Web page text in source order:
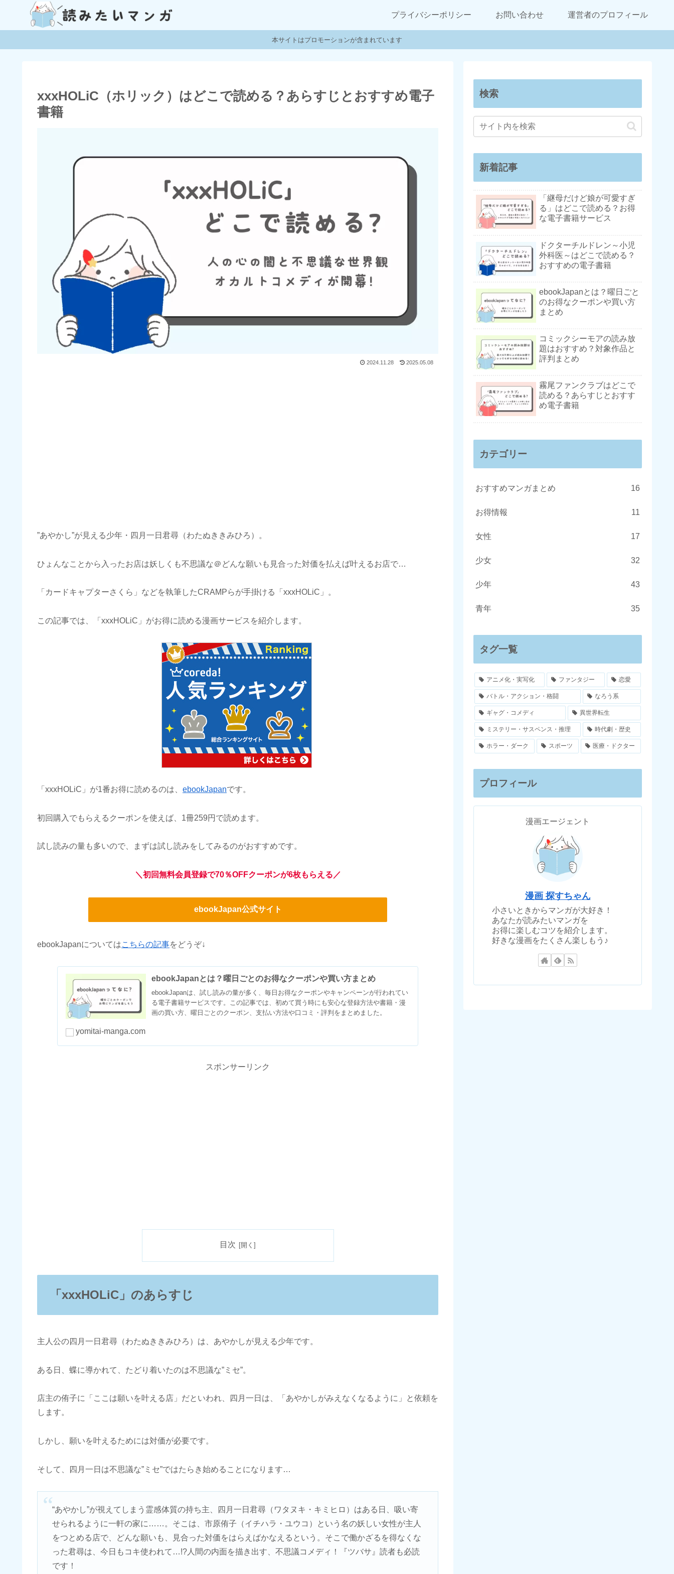
プライバシーポリシー お問い合わせ 運営者のプロフィール
本サイトはプロモーションが含まれています
xxxHOLiC（ホリック）はどこで読める？あらすじとおすすめ電子
書籍
2024.11.28 2025.05.08
”あやかし”が見える少年・四月一日君尋（わたぬききみひろ）。
ひょんなことから入ったお店は妖しくも不思議な＠どんな願いも見合った対価を払えば叶えるお店で…
「カードキャプターさくら」などを執筆したCRAMPらが手掛ける「xxxHOLiC」。
この記事では、「xxxHOLiC」がお得に読める漫画サービスを紹介します。
「xxxHOLiC」が1番お得に読めるのは、 ebookJapanです。
初回購入でもらえるクーポンを使えば、1冊259円で読めます。
試し読みの量も多いので、まずは試し読みをしてみるのがおすすめです。
＼初回無料会員登録で70％OFFクーポンが6枚もらえる／
ebookJapan公式サイト
ebookJapanについてはこちらの記事をどうぞ↓
ebookJapanとは？曜日ごとのお得なクーポンや買い方まとめ
ebookJapanは、試し読みの量が多く、毎日お得なクーポンやキャンペーンが行われてい
る電子書籍サービスです。この記事では、初めて買う時にも安心な登録方法や書籍・漫
画の買い方、曜日ごとのクーポン、支払い方法や口コミ・評判をまとめました。
yomitai-manga.com
スポンサーリンク
目次
「xxxHOLiC」のあらすじ
主人公の四月一日君尋（わたぬききみひろ）は、あやかしが見える少年です。
ある日、蝶に導かれて、たどり着いたのは不思議な”ミセ”。
店主の侑子に「ここは願いを叶える店」だといわれ、四月一日は、「あやかしがみえなくなるように」と依頼を
します。
しかし、願いを叶えるためには対価が必要です。
そして、四月一日は不思議な”ミセ”ではたらき始めることになります…
“あやかし”が視えてしまう霊感体質の持ち主、四月一日君尋（ワタヌキ・キミヒロ）はある日、吸い寄
せられるように一軒の家に……。そこは、市原侑子（イチハラ・ユウコ）という名の妖しい女性が主人
をつとめる店で、どんな願いも、見合った対価をはらえばかなえるという。そこで働かざるを得なくな
った君尋は、今日もコキ使われて…!?人間の内面を描き出す、不思議コメディ！『ツバサ』読者も必読
です！
検索
新着記事
「継母だけど娘が可愛すぎ
る」はどこで読める？お得
な電子書籍サービス
ドクターチルドレン～小児
外科医～はどこで読める？
おすすめの電子書籍
ebookJapanとは？曜日ごと
のお得なクーポンや買い方
まとめ
コミックシーモアの読み放
題はおすすめ？対象作品と
評判まとめ
霧尾ファンクラブはどこで
読める？あらすじとおすす
め電子書籍
カテゴリー
おすすめマンガまとめ 16
お得情報 11
女性 17
少女 32
少年 43
青年 35
タグ一覧
アニメ化・実写化 ファンタジー 恋愛
バトル・アクション・格闘 なろう系
ギャグ・コメディ 異世界転生
ミステリー・サスペンス・推理 時代劇・歴史
ホラー・ダーク スポーツ 医療・ドクター
プロフィール
漫画エージェント
漫画 探すちゃん
小さいときからマンガが大好き！
あなたが読みたいマンガを
お得に楽しむコツを紹介します。
好きな漫画をたくさん楽しもう♪